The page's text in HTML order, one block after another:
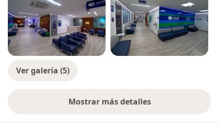
Ver galería (5)
Mostrar más detalles
sobre la experiencia